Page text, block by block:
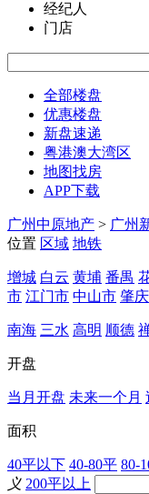
经纪人
门店
全部楼盘
优惠楼盘
新盘速递
粤港澳大湾区
地图找房
APP下载
广州中原地产 > 广州
位置 区域 地铁
增城 白云 黄埔 番禺
市 江门市 中山市 肇
南海 三水 高明 顺德
开盘
当月开盘 未来一个月
面积
40平以下 40-80平 80-
义 200平以上